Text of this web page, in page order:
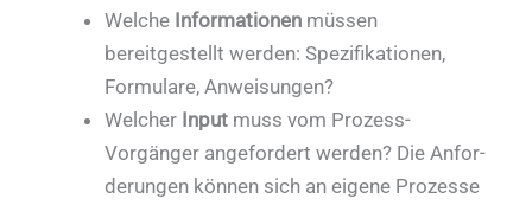
Welche Informationen müssen
bereitgestellt werden: Spezifikationen,
Formulare, Anwei­sungen?
Welcher Input muss vom Prozess-
Vorgänger angefordert werden? Die Anfor­
derungen können sich an eigene Pro­zesse